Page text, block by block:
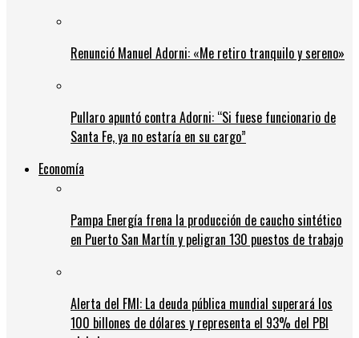
Renunció Manuel Adorni: «Me retiro tranquilo y sereno»
Pullaro apuntó contra Adorni: “Si fuese funcionario de
Santa Fe, ya no estaría en su cargo”
Economía
Pampa Energía frena la producción de caucho sintético
en Puerto San Martín y peligran 130 puestos de trabajo
Alerta del FMI: La deuda pública mundial superará los
100 billones de dólares y representa el 93% del PBI